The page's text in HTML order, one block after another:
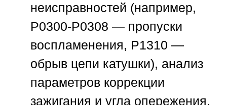
неисправностей (например,
P0300-P0308 — пропуски
воспламенения, P1310 —
обрыв цепи катушки), анализ
параметров коррекции
зажигания и угла опережения.